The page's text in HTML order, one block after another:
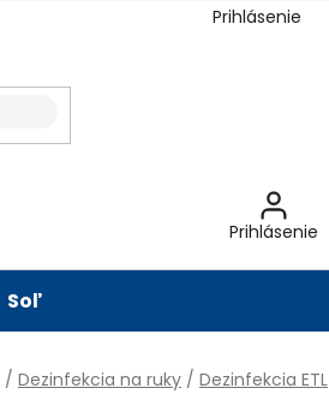
Prihlásenie
Prihlásenie
Soľ
/ Dezinfekcia na ruky / Dezinfekcia ETL